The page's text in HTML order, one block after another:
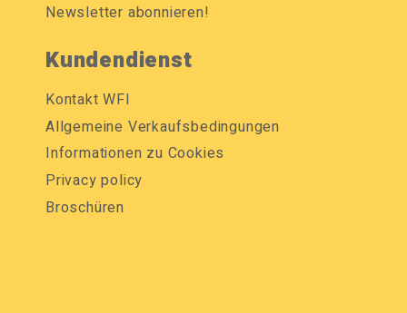
Newsletter abonnieren!
Kundendienst
Kontakt WFI
Allgemeine Verkaufsbedingungen
Informationen zu Cookies
Privacy policy
Broschüren